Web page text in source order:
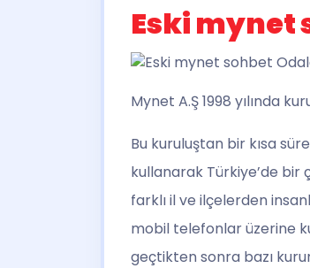
Eski mynet
Mynet A.Ş 1998 yılında
Bu kuruluştan bir kısa
kullanarak Türkiye’de bir
farklı il ve ilçelerden
mobil telefonlar üzerine
geçtikten sonra bazı